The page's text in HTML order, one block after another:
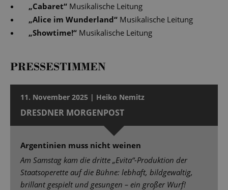
„Cabaret“ Musikalische Leitung
„Alice im Wunderland“ Musikalische Leitung
„Showtime!“ Musikalische Leitung
PRESSESTIMMEN
11. November 2025 | Heiko Nemitz
DRESDNER MORGENPOST
Argentinien muss nicht weinen
Am Samstag kam die dritte „Evita“-Produktion der
Staatsoperette auf die Bühne: lebhaft, bildgewaltig,
brillant gespielt und gesungen – ein großer Wurf!